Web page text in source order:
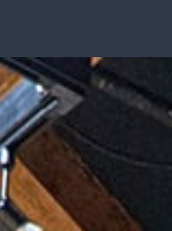
を
ス
キ
ッ
プ